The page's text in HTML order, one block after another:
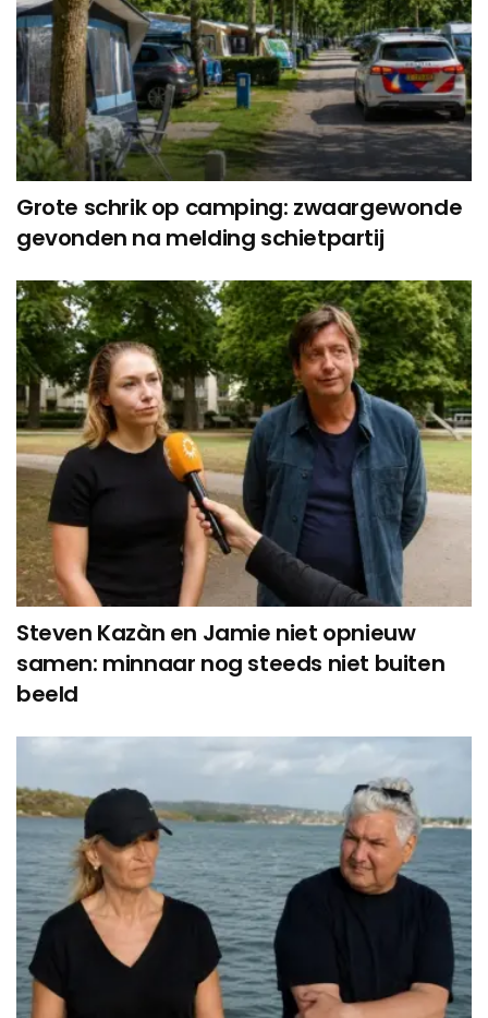
Grote schrik op camping: zwaargewonde
gevonden na melding schietpartij
Steven Kazàn en Jamie niet opnieuw
samen: minnaar nog steeds niet buiten
beeld